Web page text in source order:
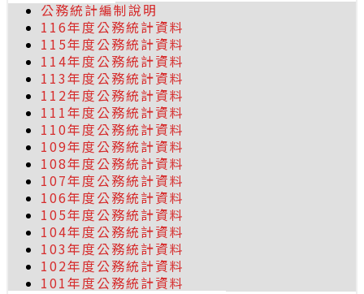
公務統計編制說明
116年度公務統計資料
115年度公務統計資料
114年度公務統計資料
113年度公務統計資料
112年度公務統計資料
111年度公務統計資料
110年度公務統計資料
109年度公務統計資料
108年度公務統計資料
107年度公務統計資料
106年度公務統計資料
105年度公務統計資料
104年度公務統計資料
103年度公務統計資料
102年度公務統計資料
101年度公務統計資料